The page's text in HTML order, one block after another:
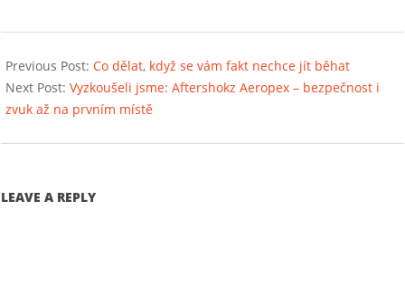
02-
19
Previous Post: Co dělat, když se vám fakt nechce jít běhat
Next Post: Vyzkoušeli jsme: Aftershokz Aeropex – bezpečnost i
zvuk až na prvním místě
LEAVE A REPLY